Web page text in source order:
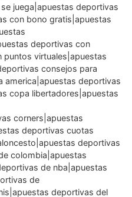
juega|apuestas deportivas
con bono gratis|apuestas
deportivas con
virtuales|apuestas
consejos para
america|apuestas deportivas
copa libertadores|apuestas
corners|apuestas
deportivas cuotas
deportivas
colombia|apuestas
de nba|apuestas
de
deportivas del